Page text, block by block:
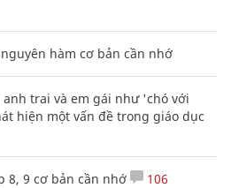
hàm cơ bản cần nhớ
trai và em gái như 'chó với
hiện một vấn đề trong giáo dục
8, 9 cơ bản cần nhớ 106